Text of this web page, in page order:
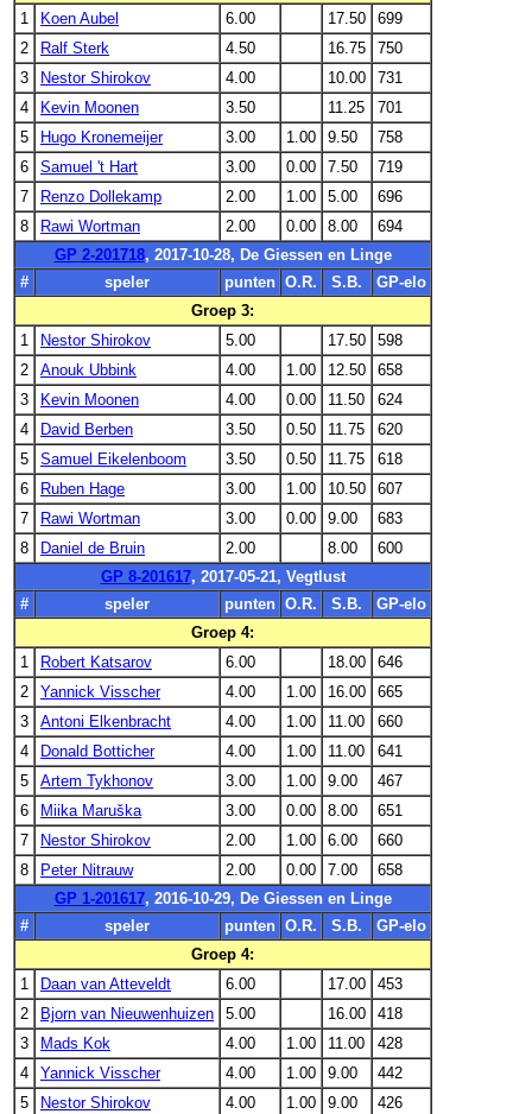
1
Koen Aubel 6.00 17.50
699
2
Ralf Sterk 4.50 16.75
750
3
Nestor Shirokov 4.00 10.00
731
4
Kevin Moonen 3.50 11.25
701
5
Hugo Kronemeijer 3.00 1.00 9.50
758
6
Samuel 't Hart 3.00 0.00 7.50
719
7
Renzo Dollekamp 2.00 1.00 5.00
696
8
Rawi Wortman 2.00 0.00 8.00
694
GP 2-201718, 2017-10-28, De Giessen en Linge
#
speler punten O.R. S.B.
GP-elo
Groep 3:
1
Nestor Shirokov 5.00 17.50
598
2
Anouk Ubbink 4.00 1.00 12.50
658
3
Kevin Moonen 4.00 0.00 11.50
624
4
David Berben 3.50 0.50 11.75
620
5
Samuel Eikelenboom 3.50 0.50 11.75
618
6
Ruben Hage 3.00 1.00 10.50
607
7
Rawi Wortman 3.00 0.00 9.00
683
8
Daniel de Bruin 2.00 8.00
600
GP 8-201617, 2017-05-21, Vegtlust
#
speler punten O.R. S.B.
GP-elo
Groep 4:
1
Robert Katsarov 6.00 18.00
646
2
Yannick Visscher 4.00 1.00 16.00
665
3
Antoni Elkenbracht 4.00 1.00 11.00
660
4
Donald Botticher 4.00 1.00 11.00
641
5
Artem Tykhonov 3.00 1.00 9.00
467
6
Miika Maruška 3.00 0.00 8.00
651
7
Nestor Shirokov 2.00 1.00 6.00
660
8
Peter Nitrauw 2.00 0.00 7.00
658
GP 1-201617, 2016-10-29, De Giessen en Linge
#
speler punten O.R. S.B.
GP-elo
Groep 4:
1
Daan van Atteveldt 6.00 17.00
453
2
Bjorn van Nieuwenhuizen 5.00 16.00
418
3
Mads Kok 4.00 1.00 11.00
428
4
Yannick Visscher 4.00 1.00 9.00
442
5
Nestor Shirokov 4.00 1.00 9.00 426